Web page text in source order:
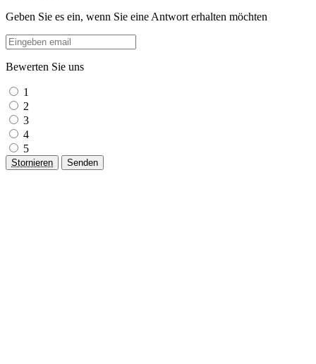
Geben Sie es ein, wenn Sie eine Antwort erhalten möchten
Bewerten Sie uns
1
2
3
4
5
Stornieren Senden